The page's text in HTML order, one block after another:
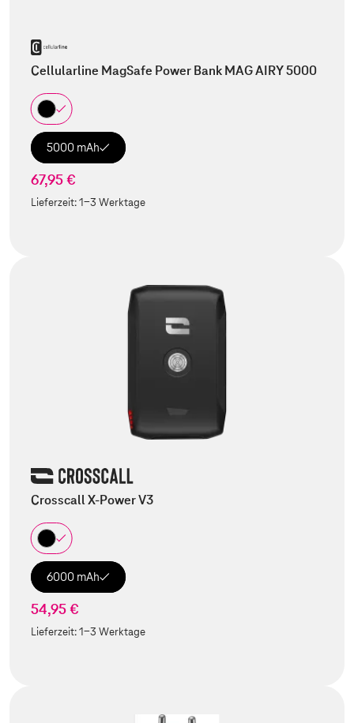
Cellularline MagSafe Power Bank MAG AIRY 5000
5000 mAh
67,95 €
Lieferzeit:1-3 Werktage
Crosscall X-Power V3
6000 mAh
54,95 €
Lieferzeit:1-3 Werktage